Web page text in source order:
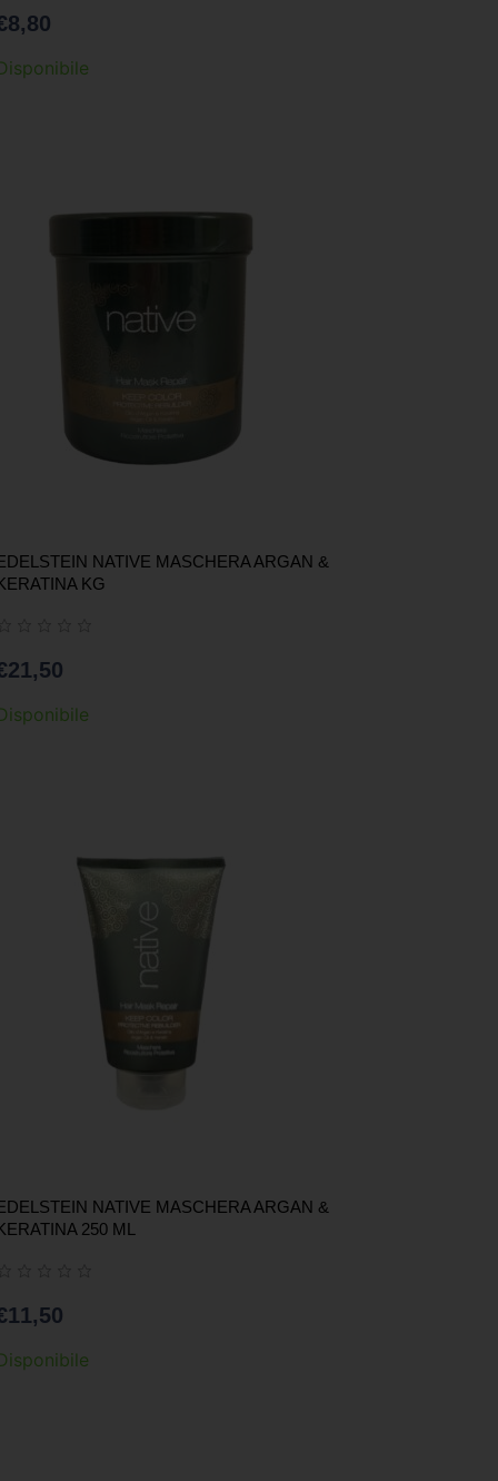
8,80
NATIVE MASCHERA ARGAN &
KG
21,50
NATIVE MASCHERA ARGAN &
250 ML
11,50